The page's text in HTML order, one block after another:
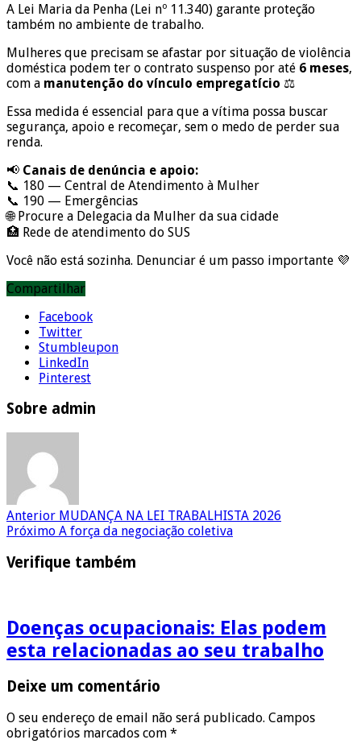
A Lei Maria da Penha (Lei nº 11.340) garante proteção
também no ambiente de trabalho.
Mulheres que precisam se afastar por situação de violência
doméstica podem ter o contrato suspenso por até 6 meses,
com a manutenção do vínculo empregatício ⚖️
Essa medida é essencial para que a vítima possa buscar
segurança, apoio e recomeçar, sem o medo de perder sua
renda.
📢 Canais de denúncia e apoio:
📞 180 — Central de Atendimento à Mulher
📞 190 — Emergências
🌐 Procure a Delegacia da Mulher da sua cidade
🏥 Rede de atendimento do SUS
Você não está sozinha. Denunciar é um passo importante 💜
Compartilhar
Facebook
Twitter
Stumbleupon
LinkedIn
Pinterest
Sobre admin
Anterior MUDANÇA NA LEI TRABALHISTA 2026
Próximo A força da negociação coletiva
Verifique também
Doenças ocupacionais: Elas podem
esta relacionadas ao seu trabalho
Deixe um comentário
O seu endereço de email não será publicado. Campos
obrigatórios marcados com *